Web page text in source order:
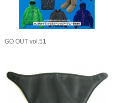
GO OUT vol.51